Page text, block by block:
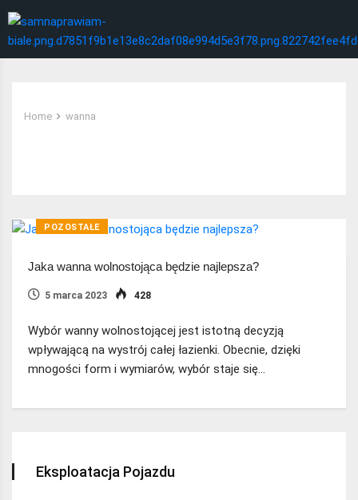
Home wanna
POZOSTAŁE
Jaka wanna wolnostojąca będzie najlepsza?
5 marca 2023 428
Wybór wanny wolnostojącej jest istotną decyzją
wpływającą na wystrój całej łazienki. Obecnie, dzięki
mnogości form i wymiarów, wybór staje się…
Eksploatacja Pojazdu